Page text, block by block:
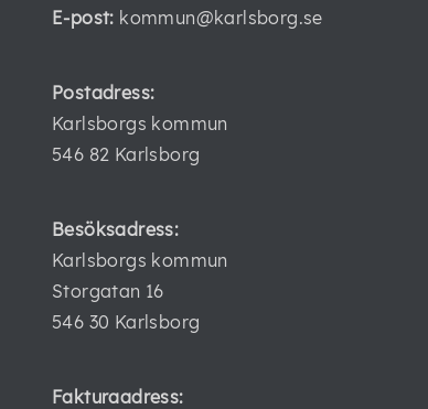
E-post: kommun@karlsborg.se
Postadress:
Karlsborgs kommun
546 82 Karlsborg
Besöksadress:
Karlsborgs kommun
Storgatan 16
546 30 Karlsborg
Fakturaadress: